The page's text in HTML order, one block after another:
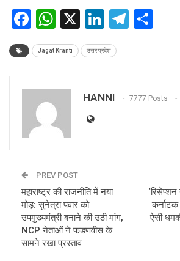
Facebook
WhatsApp
X LinkedIn
Jagat Kranti उत्तर प्रदेश
HANNI 7777 Posts
PREV POST
महाराष्ट्र की राजनीति में नया
मोड़: सुनेत्रा पवार को
उपमुख्यमंत्री बनाने की उठी मांग,
NCP नेताओं ने फडणवीस के
सामने रखा प्रस्ताव
कर्नाटक
ऐसी